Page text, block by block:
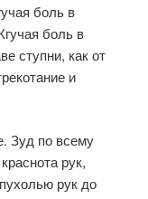
боль в
боль в
ступни, как от
и
Зуд по всему
рук,
рук до